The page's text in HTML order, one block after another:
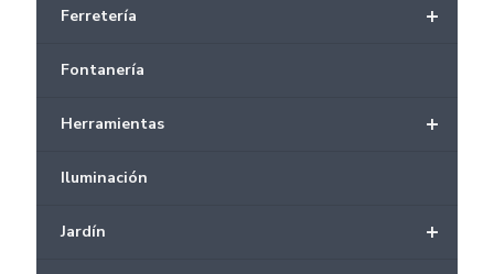
+
Ferretería
Fontanería
+
Herramientas
Iluminación
+
Jardín